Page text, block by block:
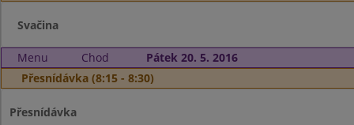
Svačina
Menu Chod
Pátek 20. 5. 2016
Přesnídávka (8:15 - 8:30)
Přesnídávka